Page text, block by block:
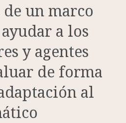
un marco
a los
y agentes
de forma
al